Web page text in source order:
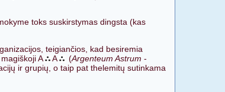
toks suskirstymas dingsta (kas
teigiančios, kad besiremia
A A (Argenteum Astrum -
ir grupių, o taip pat thelemitų sutinkama